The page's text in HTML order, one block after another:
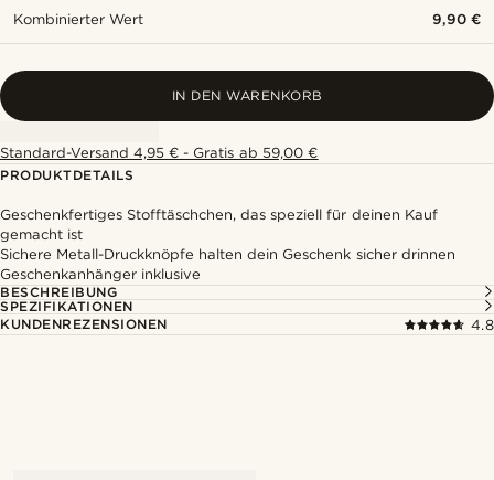
Kombinierter Wert 9,90 €
IN DEN WARENKORB
Standard-Versand 4,95 € - Gratis ab 59,00 €
PRODUKTDETAILS
Geschenkfertiges Stofftäschchen, das speziell für deinen Kauf
gemacht ist
Sichere Metall-Druckknöpfe halten dein Geschenk sicher drinnen
Geschenkanhänger inklusive
BESCHREIBUNG
SPEZIFIKATIONEN
KUNDENREZENSIONEN
4.8